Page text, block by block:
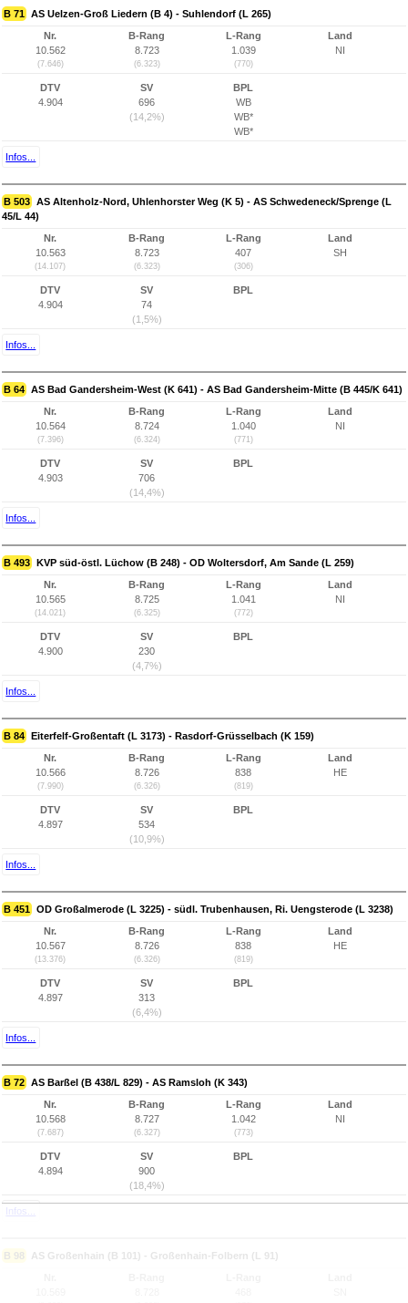
B 71 AS Uelzen-Groß Liedern (B 4) - Suhlendorf (L 265)
Nr.
10.562
(7.646)
B-Rang
8.723
(6.323)
L-Rang
1.039
(770)
Land
NI
DTV
4.904
SV
696
(14,2%)
BPL
WB
WB*
WB*
Infos...
B 503 AS Altenholz-Nord, Uhlenhorster Weg (K 5) - AS Schwedeneck/Sprenge (L
45/L 44)
Nr.
10.563
(14.107)
B-Rang
8.723
(6.323)
L-Rang
407
(306)
Land
SH
DTV
4.904
SV
74
(1,5%)
BPL
Infos...
B 64 AS Bad Gandersheim-West (K 641) - AS Bad Gandersheim-Mitte (B 445/K 641)
Nr.
10.564
(7.396)
B-Rang
8.724
(6.324)
L-Rang
1.040
(771)
Land
NI
DTV
4.903
SV
706
(14,4%)
BPL
Infos...
B 493 KVP süd-östl. Lüchow (B 248) - OD Woltersdorf, Am Sande (L 259)
Nr.
10.565
(14.021)
B-Rang
8.725
(6.325)
L-Rang
1.041
(772)
Land
NI
DTV
4.900
SV
230
(4,7%)
BPL
Infos...
B 84 Eiterfelf-Großentaft (L 3173) - Rasdorf-Grüsselbach (K 159)
Nr.
10.566
(7.990)
B-Rang
8.726
(6.326)
L-Rang
838
(819)
Land
HE
DTV
4.897
SV
534
(10,9%)
BPL
Infos...
B 451 OD Großalmerode (L 3225) - südl. Trubenhausen, Ri. Uengsterode (L 3238)
Nr.
10.567
(13.376)
B-Rang
8.726
(6.326)
L-Rang
838
(819)
Land
HE
DTV
4.897
SV
313
(6,4%)
BPL
Infos...
B 72 AS Barßel (B 438/L 829) - AS Ramsloh (K 343)
Nr.
10.568
(7.687)
B-Rang
8.727
(6.327)
L-Rang
1.042
(773)
Land
NI
DTV
4.894
SV
900
(18,4%)
BPL
Infos...
B 98 AS Großenhain (B 101) - Großenhain-Folbern (L 91)